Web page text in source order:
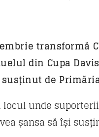
transformă
din Cupa
de
locul unde
șansa să își